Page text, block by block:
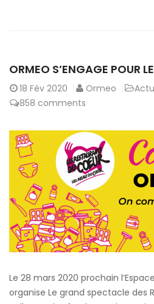
ORMEO S’ENGAGE POUR
18 Fév 2020 Ormeo
858 comments
Le 28 mars 2020 prochain
organise Le grand spectacle des